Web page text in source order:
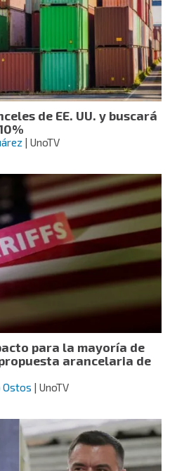
de EE. UU. y buscará
| UnoTV
para la mayoría de
arancelaria de
Ostos | UnoTV